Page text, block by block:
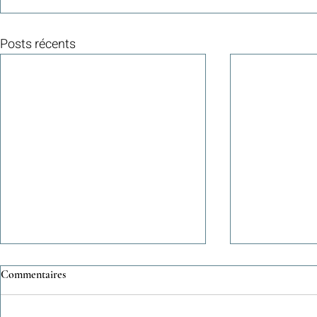
Posts récents
Commentaires